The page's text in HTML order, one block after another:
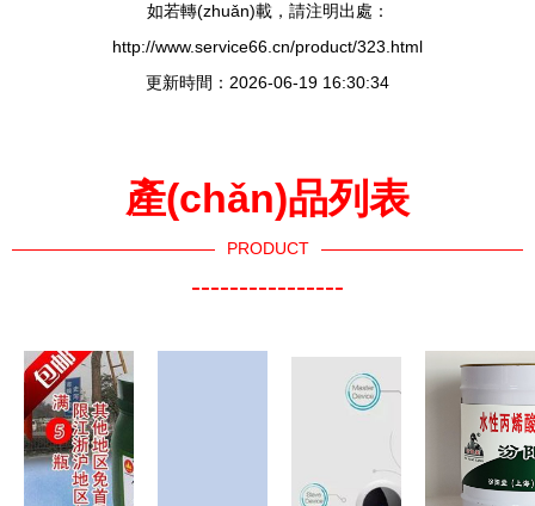
如若轉(zhuǎn)載，請注明出處：
http://www.service66.cn/product/323.html
更新時間：2026-06-19 16:30:34
產(chǎn)品列表
PRODUCT
----------------